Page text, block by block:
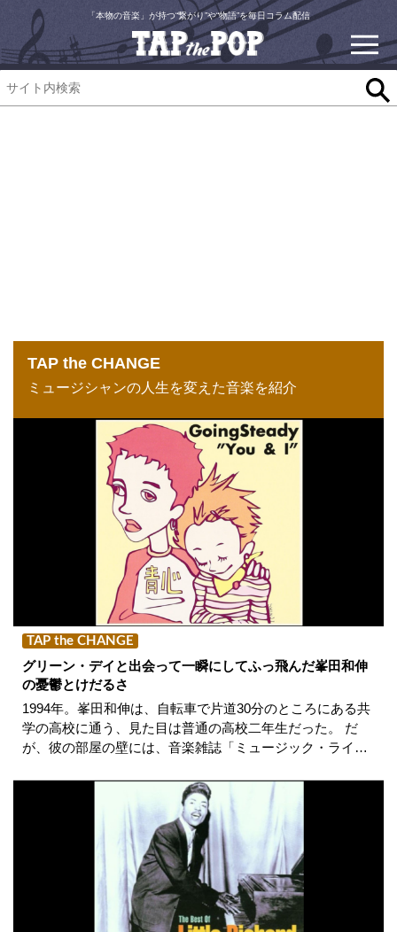
「本物の音楽」が持つ“繋がり”や“物語”を毎日コラム配信
TAP the CHANGE
ミュージシャンの人生を変えた音楽を紹介
TAP the CHANGE
グリーン・デイと出会って一瞬にしてふっ飛んだ峯田和伸
の憂鬱とけだるさ
1994年。峯田和伸は、自転車で片道30分のところにある共
学の高校に通う、見た目は普通の高校二年生だった。 だ
が、彼の部屋の壁には、音楽雑誌「ミュージック・ライ…